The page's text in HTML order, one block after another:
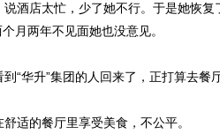
酒店太忙，少了她不行。于是她恢复
月两年不见面她也没意见。
华升”集团的人回来了，正打算去餐厅
适的餐厅里享受美食，不公平。